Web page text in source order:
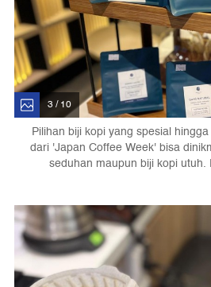
3 / 10
Pilihan biji kopi yang spesial
dari 'Japan Coffee Week' bisa
seduhan maupun biji kopi utuh.